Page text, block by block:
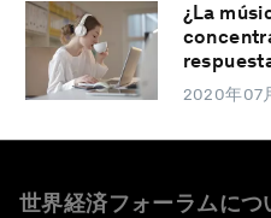
¿La
2020年07
世界経済フォーラムにつ